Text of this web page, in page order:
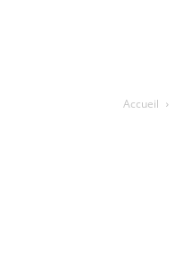
Accueil